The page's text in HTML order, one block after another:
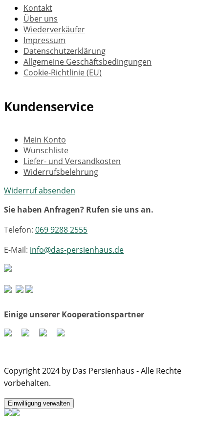
Kontakt
Über uns
Wiederverkäufer
Impressum
Datenschutzerklärung
Allgemeine Geschäftsbedingungen
Cookie-Richtlinie (EU)
Kundenservice
Mein Konto
Wunschliste
Liefer- und Versandkosten
Widerrufsbelehrung
Widerruf absenden
Sie haben Anfragen? Rufen sie uns an.
Telefon: 069 9288 2555
E-Mail: info@das-persienhaus.de
Einige unserer Kooperationspartner
Copyright 2024 by Das Persienhaus - Alle Rechte
vorbehalten.
Einwilligung verwalten